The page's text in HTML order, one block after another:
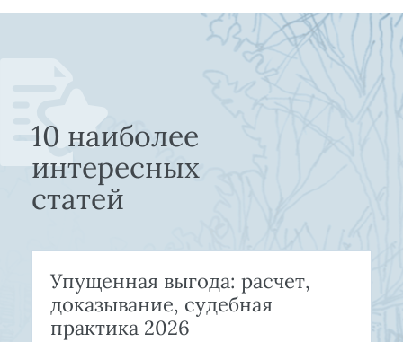
10 наиболее
интересных
статей
Упущенная выгода: расчет,
доказывание, судебная
практика 2026